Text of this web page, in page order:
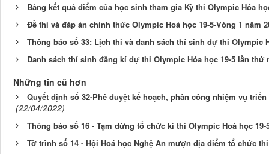
Bảng kết quả điểm của học sinh tham gia Kỳ thi Olympic Hóa
Đề thi và đáp án chính thức Olympic Hoá học 19-5-Vòng 1 năm
Thông báo số 33: Lịch thi và danh sách thí sinh dự thi Olympic
Danh sách thí sinh đăng kí dự thi Olympic Hóa học 19-5 lần thứ
Những tin cũ hơn
Quyết định số 32-Phê duyệt kế hoạch, phân công nhiệm vụ
(22/04/2022)
Thông báo số 16 - Tạm dừng tổ chức kì thi Olympic Hoá học 19-
Tờ trình số 14 - Hội Hoá học Nghệ An mượn địa điểm tổ chức